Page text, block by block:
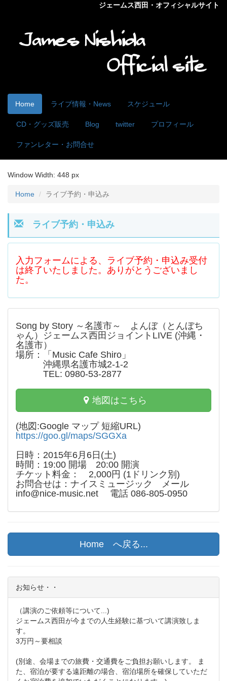
ジェームス西田・オフィシャルサイト
Home ライブ情報・News スケジュール
CD・グッズ販売 Blog twitter プロフィール
ファンレター・お問合せ
Window Width: 448 px
Home ライブ予約・申込み
ライブ予約・申込み
入力フォームによる、ライブ予約・申込み受付
は終了いたしました。ありがとうございまし
た。
Song by Story ～名護市～ よんぼ（とんぼち
ゃん）ジェームス西田ジョイントLIVE (沖縄・
名護市）
場所：「Music Cafe Shiro」
沖縄県名護市城2-1-2
TEL: 0980-53-2877
地図はこちら
(地図:Google マップ 短縮URL)
https://goo.gl/maps/SGGXa
日時：2015年6月6日(土)
時間：19:00 開場 20:00 開演
チケット料金： 2,000円 (1ドリンク別)
お問合せは：ナイスミュージック メール
info@nice-music.net 電話 086-805-0950
Home へ戻る...
お知らせ・・
（講演のご依頼等について...)
ジェームス西田が今までの人生経験に基づいて講演致しま
す。
3万円～要相談
(別途、会場までの旅費・交通費をご負担お願いします。 ま
た、宿泊が要する遠距離の場合、宿泊場所を確保していただ